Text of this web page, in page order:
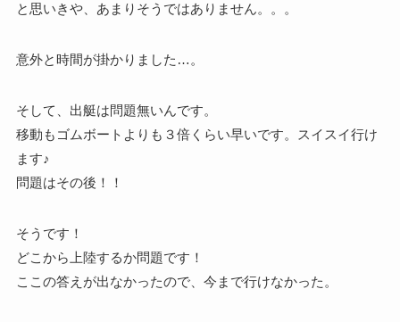
と思いきや、あまりそうではありません。。。
意外と時間が掛かりました…。
そして、出艇は問題無いんです。
移動もゴムボートよりも３倍くらい早いです。スイスイ行け
ます♪
問題はその後！！
そうです！
どこから上陸するか問題です！
ここの答えが出なかったので、今まで行けなかった。